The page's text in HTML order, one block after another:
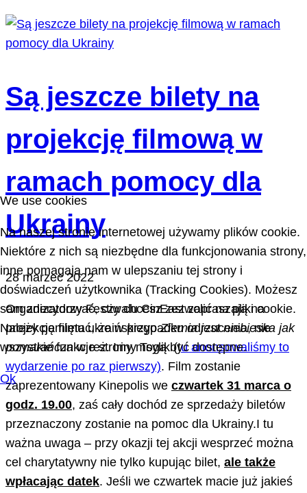
Są jeszcze bilety na
projekcję filmową w
ramach pomocy dla
Ukrainy
28 marzec 2022
Organizatorzy Festiwalu CinEast zapraszają na
projekcję filmu ukraińskiegoZiemia jest niebieska jak
pomarańczaw reż. Iriny Tsylik (tu anonsowaliśmy to
wydarzenie po raz pierwszy). Film zostanie
zaprezentowany Kinepolis we czwartek 31 marca o
godz. 19.00, zaś cały dochód ze sprzedaży biletów
przeznaczony zostanie na pomoc dla Ukrainy.I tu
ważna uwaga – przy okazji tej akcji wesprzeć można
cel charytatywny nie tylko kupując bilet, ale także
wpłacając datek. Jeśli we czwartek macie już jakieś
We use cookies
Na naszej stronie internetowej używamy plików cookie.
Niektóre z nich są niezbędne dla funkcjonowania strony,
inne pomagają nam w ulepszaniu tej strony i
doświadczeń użytkownika (Tracking Cookies). Możesz
sam zdecydować, czy chcesz zezwolić na pliki cookie.
Należy pamiętać, że w przypadku odrzucenia, nie
wszystkie funkcje strony mogą być dostępne.
Ok